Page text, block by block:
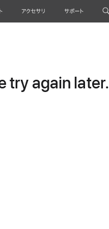
アクセサリ サポート
try again later.